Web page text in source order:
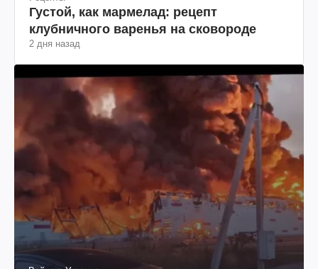
Густой, как мармелад: рецепт
клубничного варенья на сковороде
2 дня назад